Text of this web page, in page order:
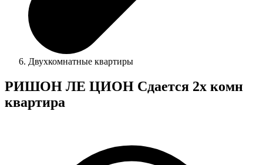
Двухкомнатные квартиры
РИШОН ЛЕ ЦИОН Сдается 2х комн
квартира